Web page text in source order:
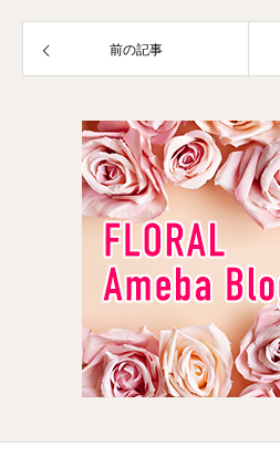
前の記事